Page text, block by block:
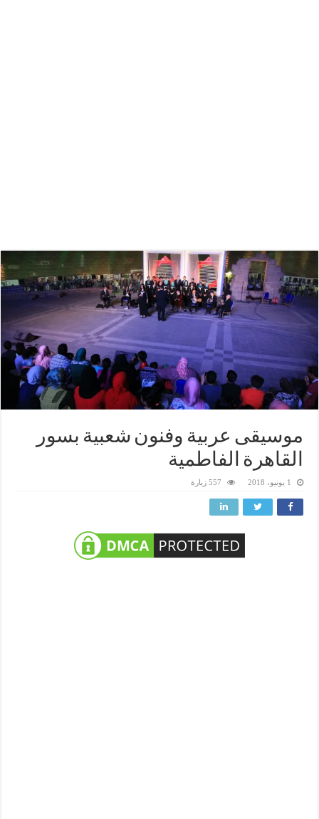
موسيقى عربية وفنون شعبية بسور
القاهرة الفاطمية
1 يونيو، 2018 557 زيارة